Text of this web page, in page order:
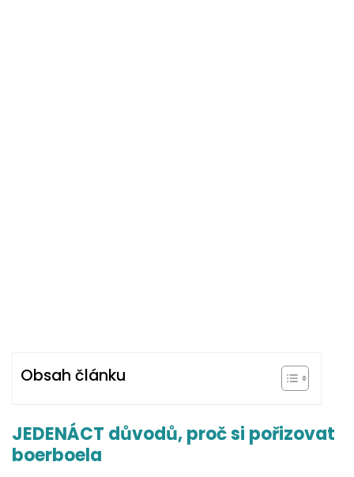
Obsah článku
JEDENÁCT důvodů, proč si pořizovat
boerboela